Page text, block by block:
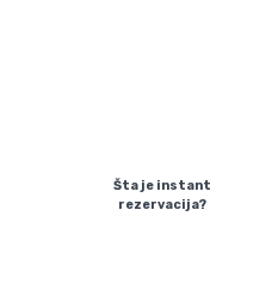
Šta je instant
rezervacija?